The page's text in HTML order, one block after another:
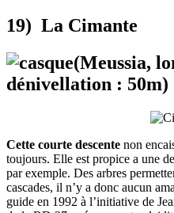
19) La Cimante
(Meussia,
dénivellation : 50m)
Cette courte descente non
toujours. Elle est propice a une
par exemple. Des arbres
cascades, il n’y a donc aucun
guide en 1992 à l’initiative de